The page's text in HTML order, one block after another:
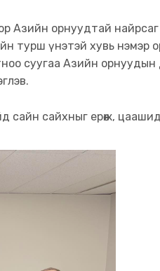
Азийн орнуудтай найрсаг
турш үнэтэй хувь нэмэр
суугаа Азийн
сайн сайхныг ерөөж, цаашид